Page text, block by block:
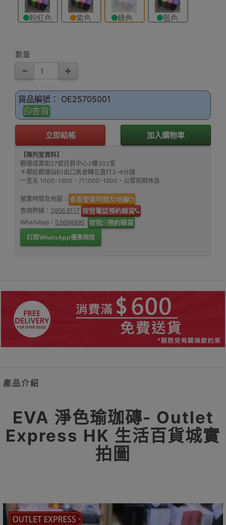
粉紅色 紫色 綠色 藍色
數量
貨品編號： OE25705001
查貨
立即結帳 加入購物車
【陳列室資料】
觀塘成業街27號日昇中心3樓302室
＊鄰近觀塘站B1出口馬會轉左直行3-4分鐘
一至五 1000-1900、六1000-1600、公眾假期休息
營業時間及地圖： 查看營業時間及地圖
查詢熱線： 3956 8117 按我電話預約睇貨
WhatsApp： 53694990 按我 預約睇貨
訂閱WhatsApp優惠頻道
產品介紹
EVA 淨色瑜珈磚- Outlet
Express HK 生活百貨城實
拍圖